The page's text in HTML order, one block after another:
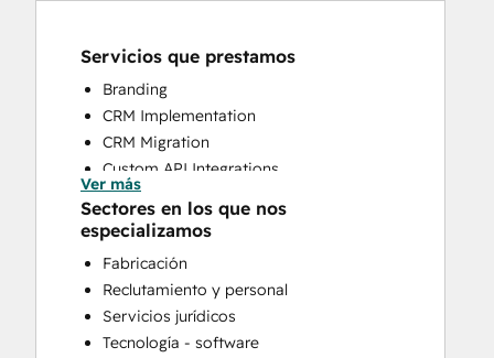
Servicios que prestamos
Branding
CRM Implementation
CRM Migration
Custom API Integrations
Email Marketing
Search Engine Optimization
Website Development
Website Migration
Ver más
Sectores en los que nos
especializamos
Fabricación
Reclutamiento y personal
Servicios jurídicos
Tecnología - software